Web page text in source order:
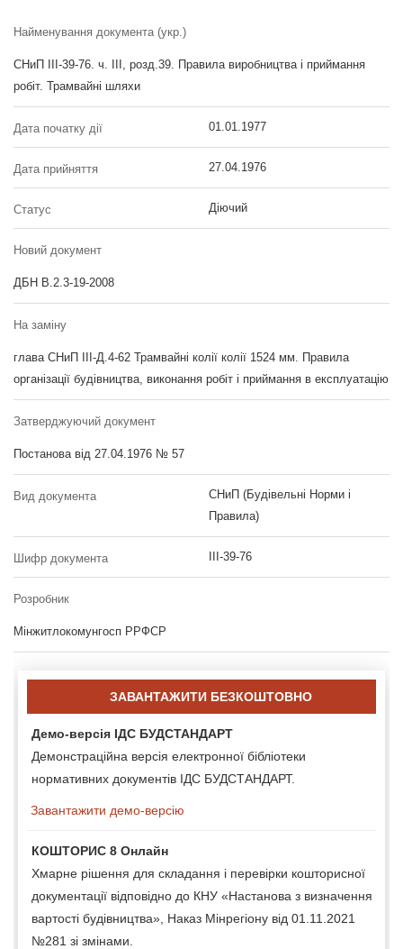
Найменування документа (укр.)
СНиП III-39-76. ч. III, розд.39. Правила виробництва і приймання
робіт. Трамвайні шляхи
Дата початку дії 01.01.1977
Дата прийняття 27.04.1976
Статус Діючий
Новий документ
ДБН В.2.3-19-2008
На заміну
глава СНиП III-Д.4-62 Трамвайні колії колії 1524 мм. Правила
організації будівництва, виконання робіт і приймання в експлуатацію
Затверджуючий документ
Постанова від 27.04.1976 № 57
Вид документа
СНиП (Будівельні Норми і
Правила)
Шифр документа III-39-76
Розробник
Мінжитлокомунгосп РРФСР
ЗАВАНТАЖИТИ БЕЗКОШТОВНО
Демо-версія ІДС БУДСТАНДАРТ
Демонстраційна версія електронної бібліотеки
нормативних документів ІДС БУДСТАНДАРТ.
Завантажити демо-версію
КОШТОРИС 8 Онлайн
Хмарне рішення для складання і перевірки кошторисної
документації відповідно до КНУ «Настанова з визначення
вартості будівництва», Наказ Мінрегіону від 01.11.2021
№281 зі змінами.